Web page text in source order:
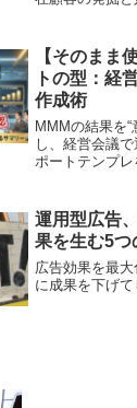
【そのまま
トの型：経
作成術
MMMの結果を
し、経営会議
ポートテンプ
運用型広告
果を生む5つ
広告効果を最
に成果を下げ